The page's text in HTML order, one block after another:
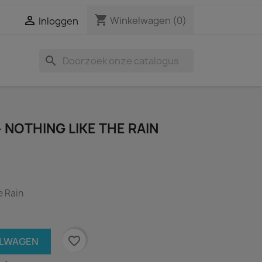
 Inloggen shopping_cart Winkelwagen (0)
search
LIKE THE RAIN
Rain
favorite_border